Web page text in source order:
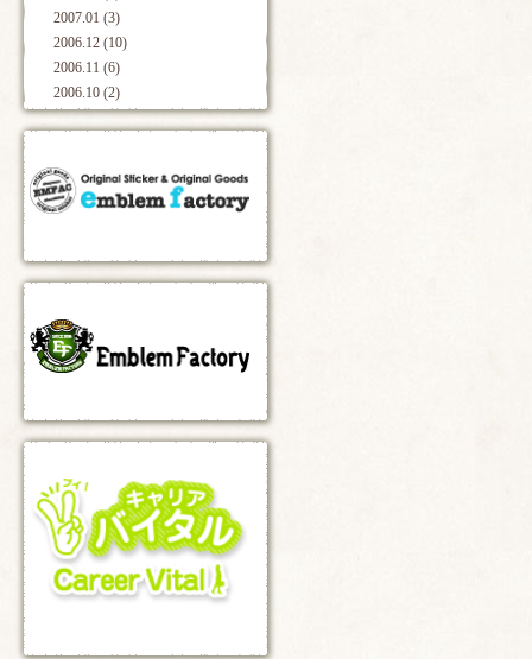
2007.01 (3)
2006.12 (10)
2006.11 (6)
2006.10 (2)